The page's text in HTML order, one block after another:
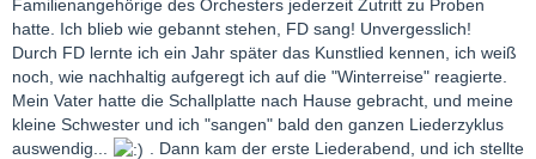
Familienangehörige des Orchesters jederzeit Zutritt zu Proben
hatte. Ich blieb wie gebannt stehen, FD sang! Unvergesslich!
Durch FD lernte ich ein Jahr später das Kunstlied kennen, ich weiß
noch, wie nachhaltig aufgeregt ich auf die "Winterreise" reagierte.
Mein Vater hatte die Schallplatte nach Hause gebracht, und meine
kleine Schwester und ich "sangen" bald den ganzen Liederzyklus
auswendig...
. Dann kam der erste Liederabend, und ich stellte